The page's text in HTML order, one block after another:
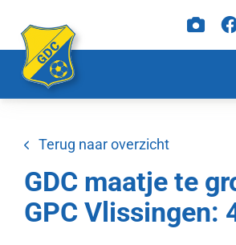
Terug naar overzicht
GDC maatje te
GPC Vlissingen: